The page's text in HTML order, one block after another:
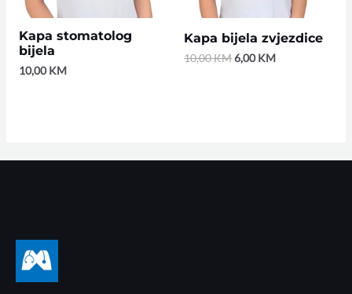
Kapa stomatolog
bijela
10,00KM
Kapa bijela zvjezdice
10,00KM6,00KM